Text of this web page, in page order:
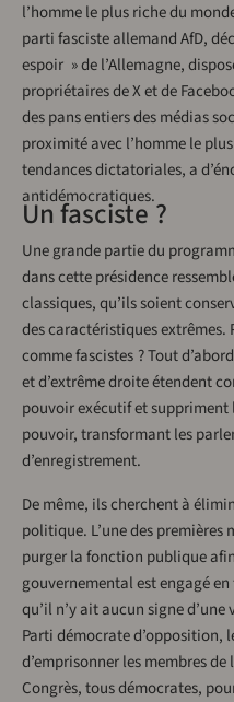
l’homme le plus riche du
parti fasciste allemand AfD,
espoir » de l’Allemagne,
propriétaires de X et de
des pans entiers des médias
proximité avec l’homme le
tendances dictatoriales, a
antidémocratiques.
Un fasciste ?
Une grande partie du
dans cette présidence
classiques, qu’ils soient
des caractéristiques extrêmes.
comme fascistes ? Tout
et d’extrême droite étendent
pouvoir exécutif et
pouvoir, transformant les
d’enregistrement.
De même, ils cherchent à
politique. L’une des premières
purger la fonction publique
gouvernemental est engagé
qu’il n’y ait aucun signe
Parti démocrate d’opposition,
d’emprisonner les membres
Congrès, tous démocrates,